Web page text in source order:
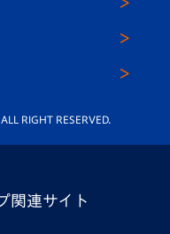
RIGHT RESERVED.
関連サイト